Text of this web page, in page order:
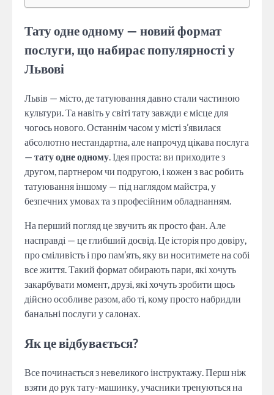
Тату одне одному — новий формат
послуги, що набирає популярності у
Львові
Львів — місто, де татуювання давно стали частиною
культури. Та навіть у світі тату завжди є місце для
чогось нового. Останнім часом у місті з’явилася
абсолютно нестандартна, але напрочуд цікава послуга
— тату одне одному . Ідея проста: ви приходите з
другом, партнером чи подругою, і кожен з вас робить
татуювання іншому — під наглядом майстра, у
безпечних умовах та з професійним обладнанням.
На перший погляд це звучить як просто фан. Але
насправді — це глибший досвід. Це історія про довіру,
про сміливість і про пам’ять, яку ви носитимете на собі
все життя. Такий формат обирають пари, які хочуть
закарбувати момент, друзі, які хочуть зробити щось
дійсно особливе разом, або ті, кому просто набридли
банальні послуги у салонах.
Як це відбувається?
Все починається з невеликого інструктажу. Перш ніж
взяти до рук тату-машинку, учасники тренуються на